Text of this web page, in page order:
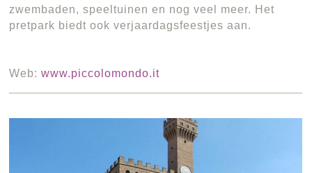
zwembaden, speeltuinen en nog veel meer. Het
pretpark biedt ook verjaardagsfeestjes aan.
Web:www.piccolomondo.it